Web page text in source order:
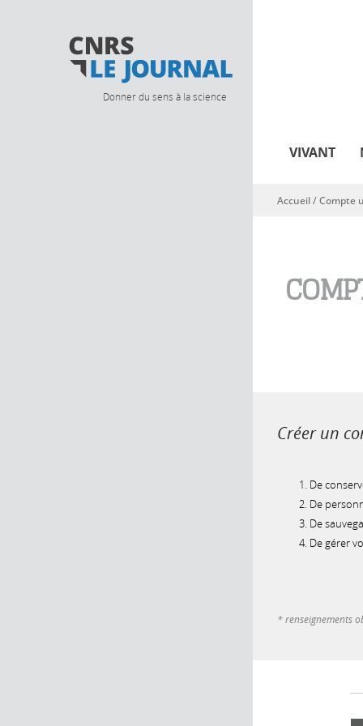
Donner du sens à la science
VIVANT
Vous êtes ici
Accueil/Compte
Créer un
De
De
De
De gérer
* renseignements